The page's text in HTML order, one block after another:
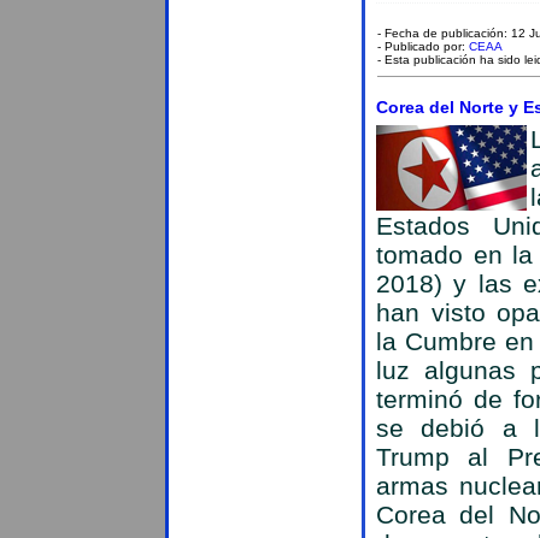
- Fecha de publicación: 12
- Publicado por: CEAA
- Esta publicación ha sido
Corea del Norte y
Estados
tomado en
2018) y las
han visto
la Cumbre
luz algunas
terminó de
se debió a
Trump al
armas
Corea del